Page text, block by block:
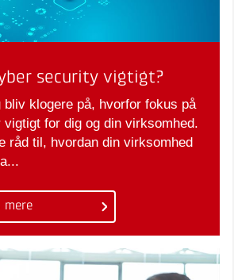
security vigtigt?
klogere på, hvorfor fokus på
for dig og din virksomhed.
råd til, hvordan din virksomhed
mere